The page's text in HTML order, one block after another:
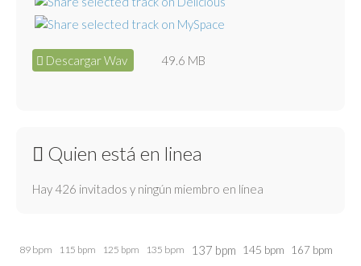
Descargar Wav 49.6 MB
Quien está en linea
Hay 426 invitados y ningún miembro en línea
89 bpm 115 bpm 125 bpm 135 bpm 137 bpm 145 bpm 167 bpm